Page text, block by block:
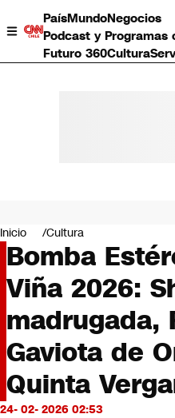
PaísMundoNegocios
Podcast y Programas
Futuro 360Cultura
Negocios
Deportes
Programas completos
Cultura
Servicios
Bits
CNN tiempo
Futuro 360
Opinión
Inicio Cultura
Bomba
Viña 2026:
madrugada,
Gaviota de
Quinta
24- 02- 2026 02:53